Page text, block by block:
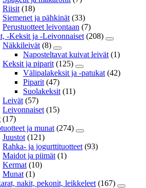
Riisit (18)
Siemenet ja pähkinät (33)
Perustuotteet leivontaan (7)
-Keksit ja -Leivonnaiset (208)
Näkkileivät (8)
Naposteltavat kuivat leivät (1)
Keksit ja piparit (125)
Välipalakeksit ja -patukat (42)
Piparit (47)
Suolakeksit (11)
Leivät (57)
Leivonnaiset (15)
(17)
ja munat (274)
Juustot (121)
Rahka- ja jogurttituotteet (93)
Maidot ja piimät (1)
Kermat (10)
Munat (1)
nakit, pekonit, leikkeleet (167)